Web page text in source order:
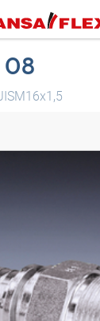
08